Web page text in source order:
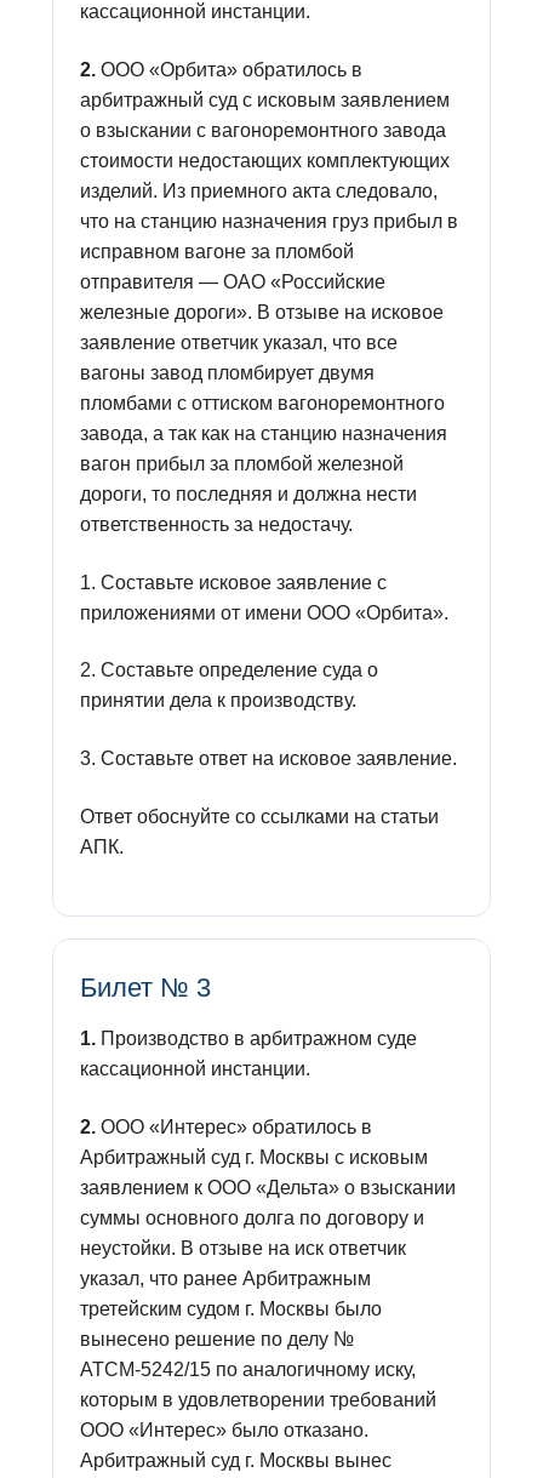
кассационной инстанции.
2.ООО «Орбита» обратилось в
арбитражный суд с исковым заявлением
о взыскании с вагоноремонтного завода
стоимости недостающих комплектующих
изделий. Из приемного акта следовало,
что на станцию назначения груз прибыл в
исправном вагоне за пломбой
отправителя — ОАО «Российские
железные дороги». В отзыве на исковое
заявление ответчик указал, что все
вагоны завод пломбирует двумя
пломбами с оттиском вагоноремонтного
завода, а так как на станцию назначения
вагон прибыл за пломбой железной
дороги, то последняя и должна нести
ответственность за недостачу.
1. Составьте исковое заявление с
приложениями от имени ООО «Орбита».
2. Составьте определение суда о
принятии дела к производству.
3. Составьте ответ на исковое заявление.
Ответ обоснуйте со ссылками на статьи
АПК.
Билет № 3
1.Производство в арбитражном суде
кассационной инстанции.
2.ООО «Интерес» обратилось в
Арбитражный суд г. Москвы с исковым
заявлением к ООО «Дельта» о взыскании
суммы основного долга по договору и
неустойки. В отзыве на иск ответчик
указал, что ранее Арбитражным
третейским судом г. Москвы было
вынесено решение по делу №
АТСМ-5242/15 по аналогичному иску,
которым в удовлетворении требований
ООО «Интерес» было отказано.
Арбитражный суд г. Москвы вынес